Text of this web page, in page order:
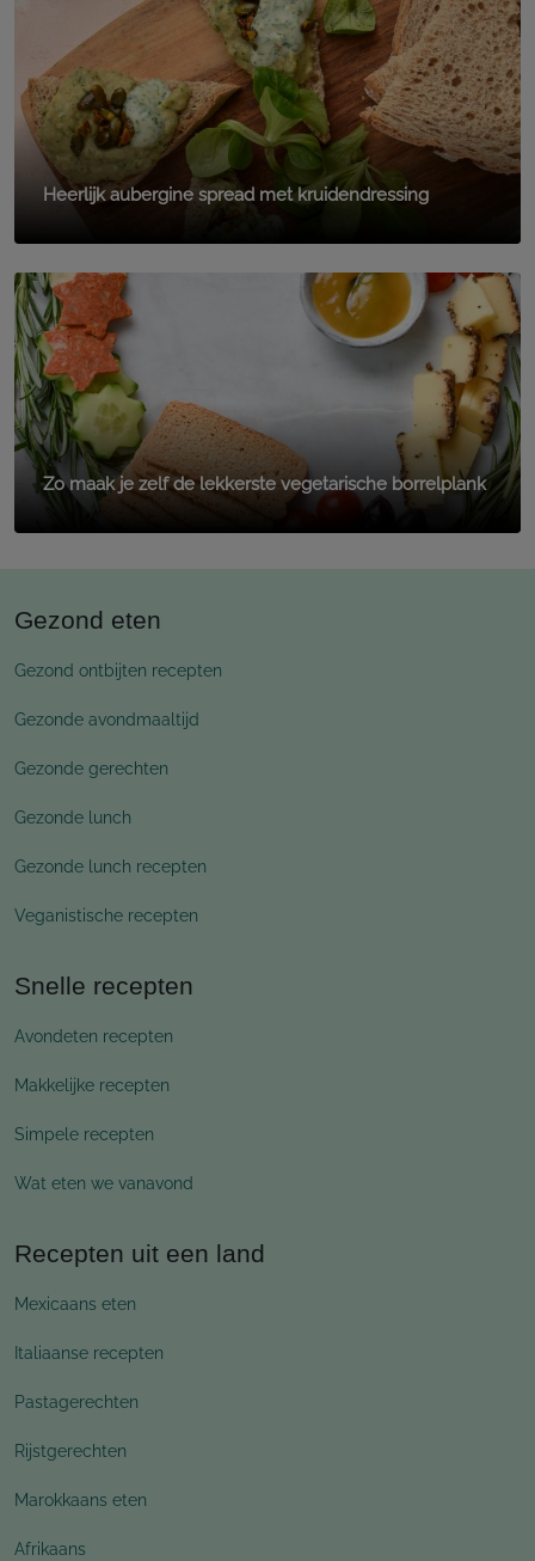
Heerlijk aubergine spread met kruidendressing
Zo maak je zelf de lekkerste vegetarische borrelplank
Gezond eten
Gezond ontbijten recepten
Gezonde avondmaaltijd
Gezonde gerechten
Gezonde lunch
Gezonde lunch recepten
Veganistische recepten
Snelle recepten
Avondeten recepten
Makkelijke recepten
Simpele recepten
Wat eten we vanavond
Recepten uit een land
Mexicaans eten
Italiaanse recepten
Pastagerechten
Rijstgerechten
Marokkaans eten
Afrikaans